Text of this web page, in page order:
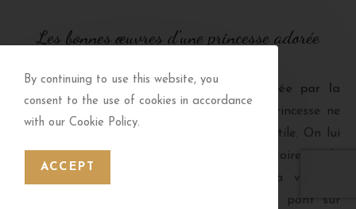
Les bonnes œuvres d’une princesse adorée
Adélaïde est, de son temps,
très aimée par la
aux alentours du château. La princesse ne
manque jamais une occasion de se rendre utile. On lui
doit de multiples aménagements du territoire et la
création d’infrastructures qui facilitent la vie des
villageois : construction de routes et d’un pont sur
By continuing to use this website, you
consent to the use of cookies in accordance
with our Cookie Policy.
ACCEPT